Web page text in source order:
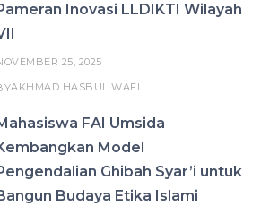
Inovasi LLDIKTI Wilayah
25, 2025
AKHMAD HASBUL WAFI
FAI Umsida
Model
Ghibah Syar’i untuk
Budaya Etika Islami